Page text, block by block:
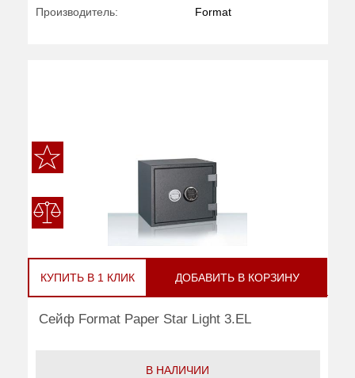
Производитель: Format
КУПИТЬ В 1 КЛИК ДОБАВИТЬ В КОРЗИНУ
Сейф Format Paper Star Light 3.EL
В НАЛИЧИИ